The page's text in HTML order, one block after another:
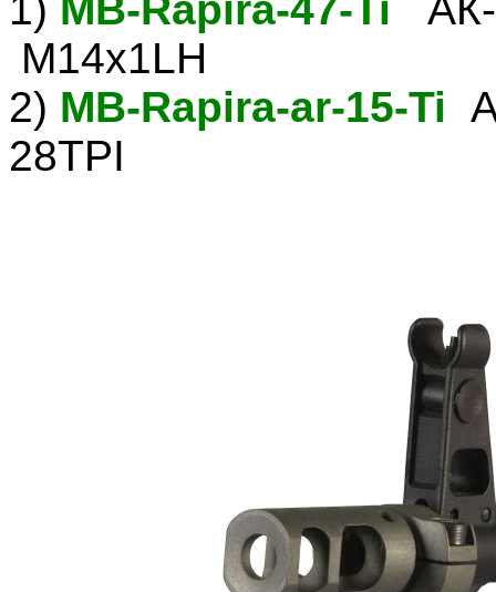
М14х1LH
2) MB-Rapira-ar-15-Ti
28TPI